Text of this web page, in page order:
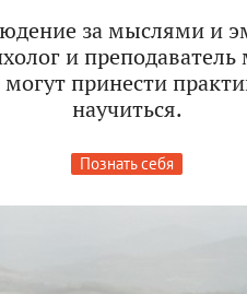
за мыслями и
и преподаватель
принести
научиться.
Познать себя